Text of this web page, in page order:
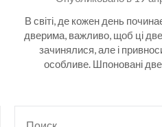
В світі, де кожен день
дверима, важливо, щоб ці
зачинялися, але і
особливе. Шпоновані